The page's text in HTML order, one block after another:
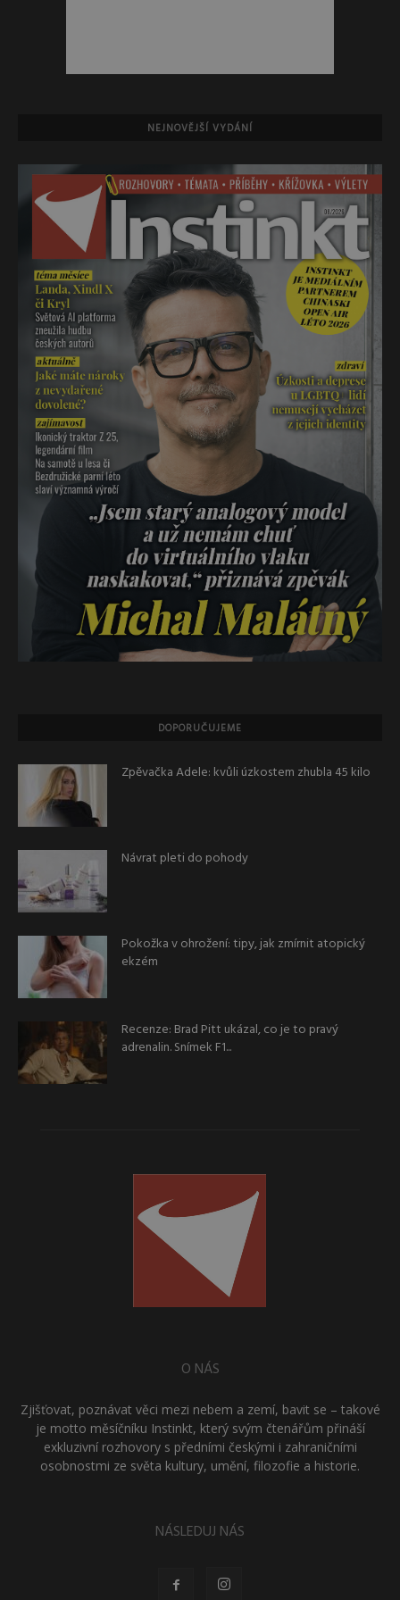
NEJNOVĚJŠÍ VYDÁNÍ
DOPORUČUJEME
Zpěvačka Adele: kvůli úzkostem zhubla 45 kilo
Návrat pleti do pohody
Pokožka v ohrožení: tipy, jak zmírnit atopický
ekzém
Recenze: Brad Pitt ukázal, co je to pravý
adrenalin. Snímek F1...
O NÁS
Zjišťovat, poznávat věci mezi nebem a zemí, bavit se – takové
je motto měsíčníku Instinkt, který svým čtenářům přináší
exkluzivní rozhovory s předními českými i zahraničními
osobnostmi ze světa kultury, umění, filozofie a historie.
NÁSLEDUJ NÁS